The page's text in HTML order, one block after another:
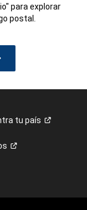
para explorar
postal.
tupaís